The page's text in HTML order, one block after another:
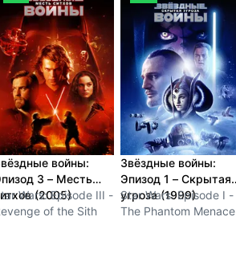
войны:
3 – Месть
(2005)
Wars: Episode III -
of the Sith
Звёздные войны:
Эпизод 1 – Скрытая
угроза (1999)
Star Wars: Episode I -
The Phantom Menace